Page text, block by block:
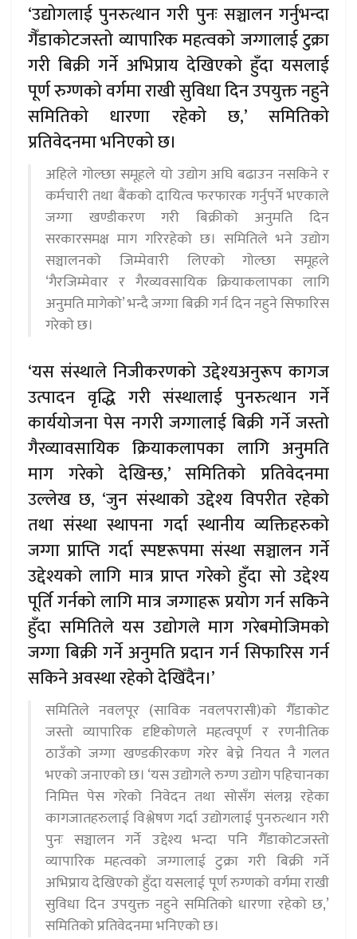
‘उद्योगलाई पुनरुत्थान गरी पुनः सञ्चालन गर्नुभन्दा
गैँडाकोटजस्तो व्यापारिक महत्वको जग्गालाई टुक्रा
गरी बिक्री गर्ने अभिप्राय देखिएको हुँदा यसलाई
पूर्ण रुग्णको वर्गमा राखी सुविधा दिन उपयुक्त नहुने
समितिको धारणा रहेको छ,’ समितिको
प्रतिवेदनमा भनिएको छ।
अहिले गोल्छा समूहले यो उद्योग अघि बढाउन नसकिने र
कर्मचारी तथा बैंकको दायित्व फरफारक गर्नुपर्ने भएकाले
जग्गा खण्डीकरण गरी बिक्रीको अनुमति दिन
सरकारसमक्ष माग गरिरहेको छ। समितिले भने उद्योग
सञ्चालनको जिम्मेवारी लिएको गोल्छा समूहले
‘गैरजिम्मेवार र गैरव्यवसायिक क्रियाकलापका लागि
अनुमति मागेको’ भन्दै जग्गा बिक्री गर्न दिन नहुने सिफारिस
गरेको छ।
‘यस संस्थाले निजीकरणको उद्देश्यअनुरूप कागज
उत्पादन वृद्धि गरी संस्थालाई पुनरुत्थान गर्ने
कार्ययोजना पेस नगरी जग्गालाई बिक्री गर्ने जस्तो
गैरव्यावसायिक क्रियाकलापका लागि अनुमति
माग गरेको देखिन्छ,’ समितिको प्रतिवेदनमा
उल्लेख छ, ‘जुन संस्थाको उद्देश्य विपरीत रहेको
तथा संस्था स्थापना गर्दा स्थानीय व्यक्तिहरुको
जग्गा प्राप्ति गर्दा स्पष्टरूपमा संस्था सञ्चालन गर्ने
उद्देश्यको लागि मात्र प्राप्त गरेको हुँदा सो उद्देश्य
पूर्ति गर्नको लागि मात्र जग्गाहरू प्रयोग गर्न सकिने
हुँदा समितिले यस उद्योगले माग गरेबमोजिमको
जग्गा बिक्री गर्ने अनुमति प्रदान गर्न सिफारिस गर्न
सकिने अवस्था रहेको देखिँदैन।’
समितिले नवलपूर (साविक नवलपरासी)को गैँडाकोट
जस्तो व्यापारिक दृष्टिकोणले महत्वपूर्ण र रणनीतिक
ठाउँको जग्गा खण्डकीरकण गरेर बेच्ने नियत नै गलत
भएको जनाएको छ। ‘यस उद्योगले रुग्ण उद्योग पहिचानका
निमित्त पेस गरेको निवेदन तथा सोसँग संलग्न रहेका
कागजातहरुलाई विश्लेषण गर्दा उद्योगलाई पुनरुत्थान गरी
पुनः सञ्चालन गर्ने उद्देश्य भन्दा पनि गैँडाकोटजस्तो
व्यापारिक महत्वको जग्गालाई टुक्रा गरी बिक्री गर्ने
अभिप्राय देखिएको हुँदा यसलाई पूर्ण रुग्णको वर्गमा राखी
सुविधा दिन उपयुक्त नहुने समितिको धारणा रहेको छ,’
समितिको प्रतिवेदनमा भनिएको छ।